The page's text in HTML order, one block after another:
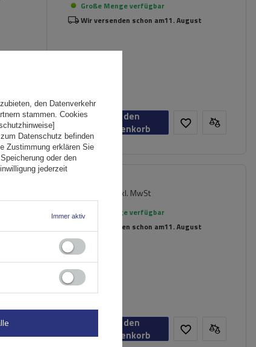
Große Menge verfügbar
Wir versenden schon am11. August
In den
Warenkorb
inkl. MwSt
Große Menge verfügbar
Wir versenden schon am11. August
In den
Warenkorb
den Datenverkehr
stammen. Cookies
Datenschutz befinden
Zustimmung erklären Sie
oder den
jederzeit
Immer aktiv